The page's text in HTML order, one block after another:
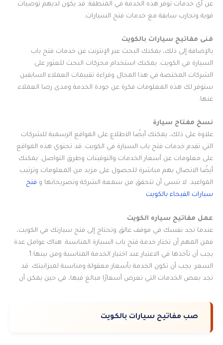
عن أي خدمات توفر هذه الخدمة في المنطقة. قد يكون لديهم توصيات
قوية وتجارب سابقة مع خدمات فتح السيارات.
فنى مفاتيح سيارات بالكويت
بالإضافة إلى ذلك، يمكنك البحث عبر الإنترنت عن خدمات فتح باب
السيارة في الكويت. يمكنك استخدام محركات البحث للعثور على
الشركات المختصة في هذا المجال وقراءة تقييمات العملاء السابقين.
ستوفر لك هذه المعلومات فكرة عن جودة الخدمة ومدى رضا العملاء
عنها.
نسخ مفتاح سيارة
علاوة على ذلك، يمكنك أيضًا الاطلاع على المواقع الرسمية للشركات
التي تقدم خدمات فتح باب السيارة في الكويت. قد تحتوي هذه المواقع
على معلومات عن أسعار الخدمات والتوقيتات وطرق التواصل. يمكنك
أيضًا الاتصال بهم مباشرة للحصول على مزيد من المعلومات وترتيب
المواعيد. لا تنسى أن تتحقق من سمعة الشركة وتصريحاتها و فتح
سيارات الفيحاء بالكويت
عمل مفاتيح سياره الكويت
عندما تجد نفسك في موقف عالق وتحتاج إلى فتح سيارتك في الكويت،
فمن المهم أن تختار خدمة فتح باب السيارة المناسبة. هناك عوامل عدة
يجب أن تأخذها في الاعتبار عند اختيار الخدمة المناسبة ومن بينها:1.
السعر: يجب أن تكون الخدمة بأسعار معقولة ومناسبة لميزانيتك. قد
تجد بعض الخدمات التي تعرض أسعارًا مبالغ فيها، في حين يمكن أن
صب مفاتيح سيارات بالكويت